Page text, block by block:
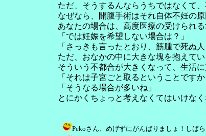
ただ、そうするんならうちではなくて
なぜなら、開腹手術はそれ自体不妊の
あなたの場合は、高度医療の受けられ
「では妊娠を希望しない場合は？」
「さっきも言ったとおり、筋腫で死ぬ
ただ、おなかの中に大きな塊を抱えて
そういう不都合が大きくなって、生活
「それは子宮ごと取るということですか
「そうなる場合が多いね」
とにかくちょっと考えなくてはいけなく
Pekoさん、めげずにがんばりましょ！しば